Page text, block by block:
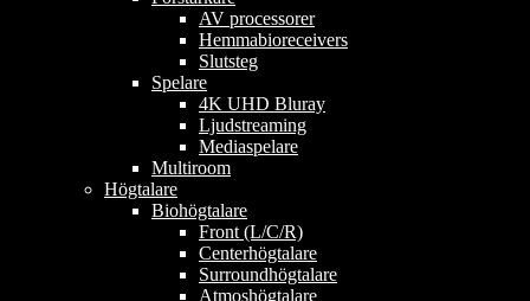
AV processorer
Hemmabioreceivers
Slutsteg
Spelare
4K UHD Bluray
Ljudstreaming
Mediaspelare
Multiroom
Högtalare
Biohögtalare
Front (L/C/R)
Centerhögtalare
Surroundhögtalare
Atmoshögtalare